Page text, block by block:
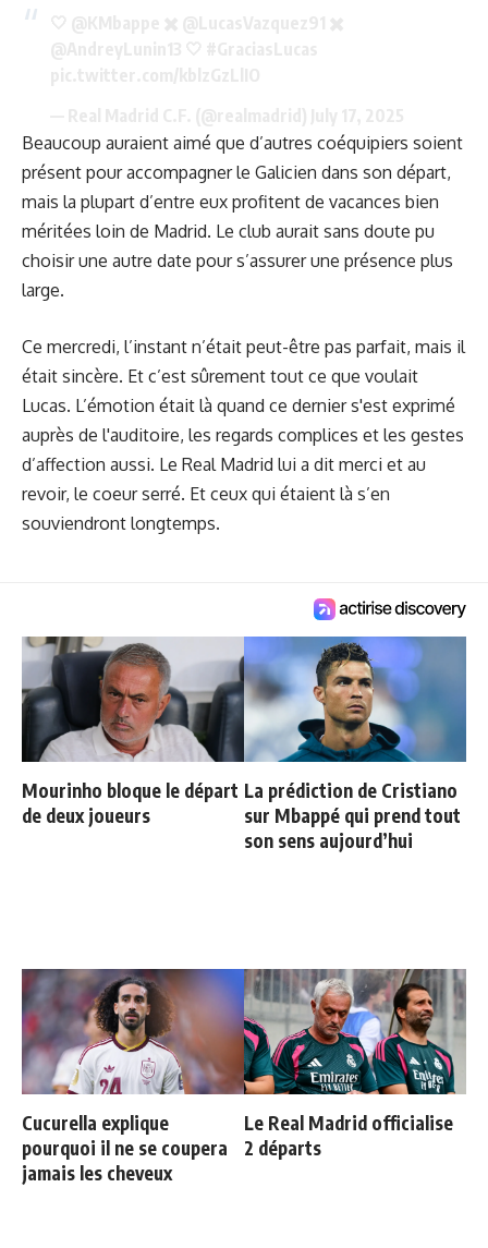
Beaucoup auraient aimé que d’autres coéquipiers soient
présent pour accompagner le Galicien dans son départ,
mais la plupart d’entre eux profitent de vacances bien
méritées loin de Madrid. Le club aurait sans doute pu
choisir une autre date pour s’assurer une présence plus
large.
Ce mercredi, l’instant n’était peut-être pas parfait, mais il
était sincère. Et c’est sûrement tout ce que voulait
Lucas. L’émotion était là quand ce derniers'est exprimé
auprès de l'auditoire, les regards complices et les gestes
d’affection aussi. Le Real Madrid lui a dit merci et au
revoir, le coeur serré. Et ceux qui étaient là s’en
souviendront longtemps.
Mourinho bloque le départ
de deux joueurs
La prédiction de Cristiano
sur Mbappé qui prend tout
son sens aujourd’hui
Cucurella explique
pourquoi il ne se coupera
jamais les cheveux
Le Real Madrid officialise
2 départs